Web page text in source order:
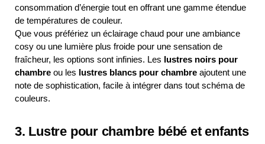
consommation d’énergie tout en offrant une gamme étendue
de températures de couleur.
Que vous préfériez un éclairage chaud pour une ambiance
cosy ou une lumière plus froide pour une sensation de
fraîcheur, les options sont infinies. Les lustres noirs pour
chambre ou les lustres blancs pour chambre ajoutent une
note de sophistication, facile à intégrer dans tout schéma de
couleurs.
3. Lustre pour chambre bébé et enfants